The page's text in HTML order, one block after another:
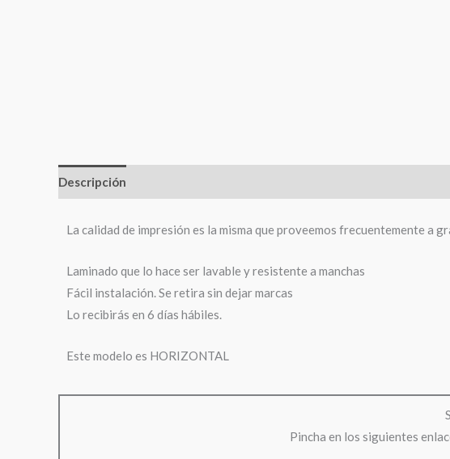
Descripción
La calidad de impresión es la misma que proveemos frecuentemente a
Laminado que lo hace ser lavable y resistente a manchas
Fácil instalación. Se retira sin dejar marcas
Lo recibirás en 6 días hábiles.
Este modelo es HORIZONTAL
Pincha en los siguientes